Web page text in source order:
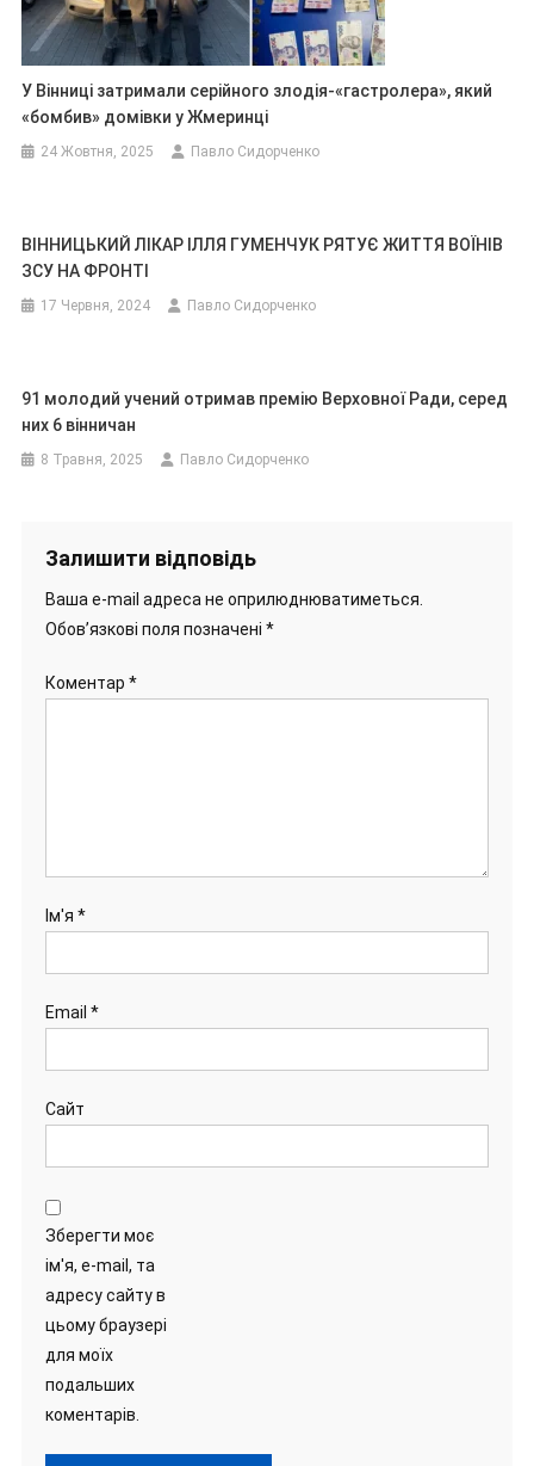
У Вінниці затримали серійного злодія-«гастролера», який
«бомбив» домівки у Жмеринці
24 Жовтня, 2025 Павло Сидорченко
ВІННИЦЬКИЙ ЛІКАР ІЛЛЯ ГУМЕНЧУК РЯТУЄ ЖИТТЯ ВОЇНІВ
ЗСУ НА ФРОНТІ
17 Червня, 2024 Павло Сидорченко
91 молодий учений отримав премію Верховної Ради, серед
них 6 вінничан
8 Травня, 2025 Павло Сидорченко
Залишити відповідь
Ваша e-mail адреса не оприлюднюватиметься.
Обов’язкові поля позначені *
Коментар *
Ім'я *
Email *
Сайт
Зберегти моє
ім'я, e-mail, та
адресу сайту в
цьому браузері
для моїх
подальших
коментарів.